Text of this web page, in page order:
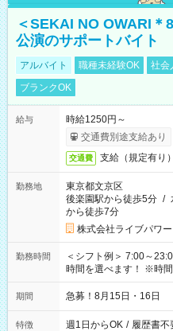
＜SEKAI NO OWARI＊
公演のサポートバイト
アルバイト 職種未経験OK 社会
ブランクOK
給与
時給1250円～
交通費別途支給あり
交通費 支給（規定有り）
勤務地
東京都文京区
後楽園駅から徒歩5分 /
から徒歩7分
株式会社ライブパワー
勤務時間
＜シフト例＞ 7:00～23:00 13:30～
時間を選べます！ ※時
期間 急募！8月15日・16日
特徴 週1日からOK / 履歴書不